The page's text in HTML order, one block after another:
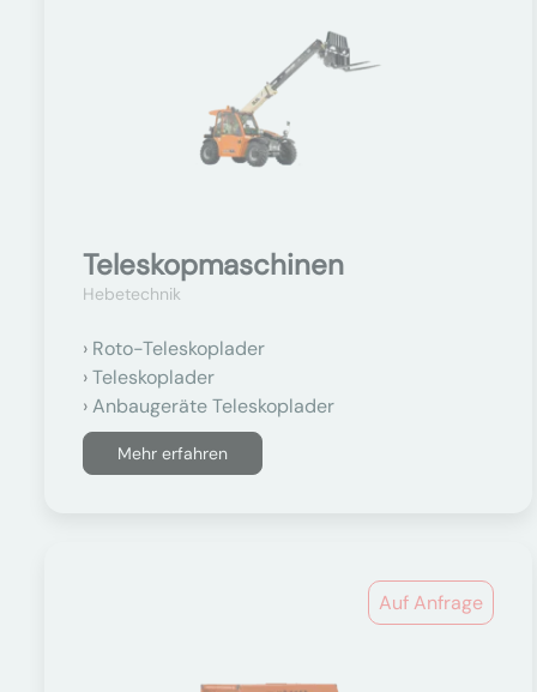
Teleskopmaschinen
Hebetechnik
Roto-Teleskoplader
Teleskoplader
Anbaugeräte Teleskoplader
Mehr erfahren
Auf Anfrage